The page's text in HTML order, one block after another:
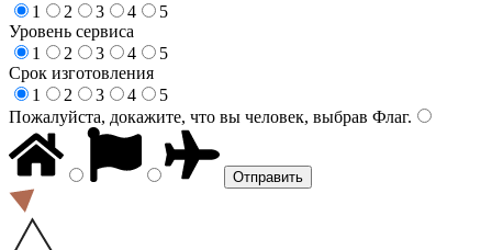
1
2 3 4
5
Уровень сервиса
1
2 3 4
5
Срок изготовления
1
2 3 4
5
Пожалуйста, докажите, что вы человек, выбрав Флаг.